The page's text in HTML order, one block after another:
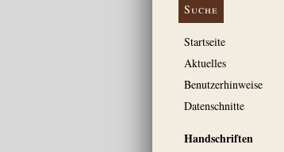
Suche
Startseite
Aktuelles
Benutzerhinweise
Datenschnitte
Handschriften